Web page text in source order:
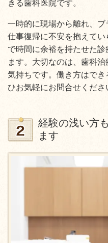
きる歯科医院です。
一時的に現場から離れ、ブ
仕事復帰に不安を抱えて
で時間に余裕を持たせた
ます。大切なのは、歯科
気持ちです。働き方はで
ひお気軽にお問合せくださ
経験の浅い方
ます